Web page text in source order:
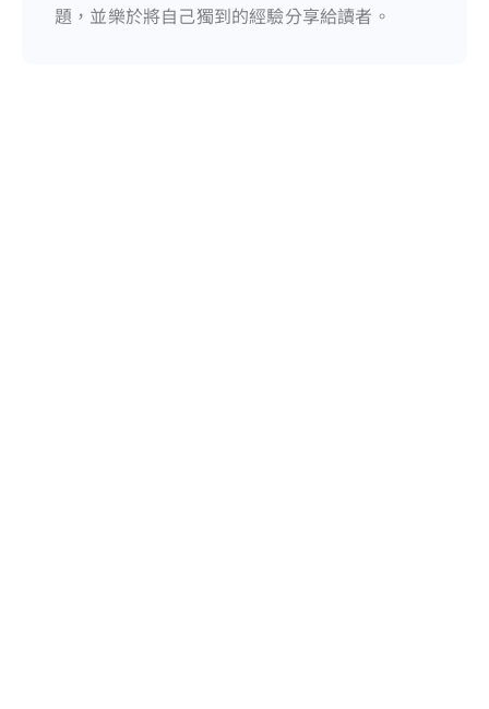
題，並樂於將自己獨到的經驗分享給讀者。